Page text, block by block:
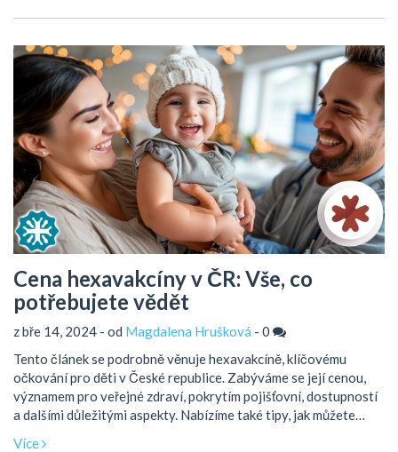
Cena hexavakcíny v ČR: Vše, co
potřebujete vědět
z bře 14, 2024 - od Magdalena Hrušková - 0
Tento článek se podrobně věnuje hexavakcíně, klíčovému
očkování pro děti v České republice. Zabýváme se její cenou,
významem pro veřejné zdraví, pokrytím pojišťovní, dostupností
a dalšími důležitými aspekty. Nabízíme také tipy, jak můžete
Více